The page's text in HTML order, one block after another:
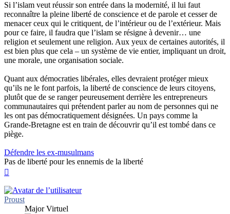
Si l’islam veut réussir son entrée dans la modernité, il lui faut
reconnaître la pleine liberté de conscience et de parole et cesser de
menacer ceux qui le critiquent, de l’intérieur ou de l’extérieur. Mais
pour ce faire, il faudra que l’islam se résigne à devenir… une
religion et seulement une religion. Aux yeux de certaines autorités, il
est bien plus que cela – un système de vie entier, impliquant un droit,
une morale, une organisation sociale.
Quant aux démocraties libérales, elles devraient protéger mieux
qu’ils ne le font parfois, la liberté de conscience de leurs citoyens,
plutôt que de se ranger peureusement derrière les entrepreneurs
communautaires qui prétendent parler au nom de personnes qui ne
les ont pas démocratiquement désignées. Un pays comme la
Grande-Bretagne est en train de découvrir qu’il est tombé dans ce
piège.
Défendre les ex-musulmans
Pas de liberté pour les ennemis de la liberté
Proust
Major Virtuel